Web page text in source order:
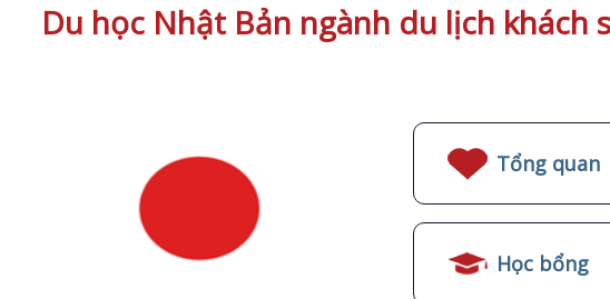
Du học Nhật Bản ngành du lịch khách
Tổng quan
Học bổng